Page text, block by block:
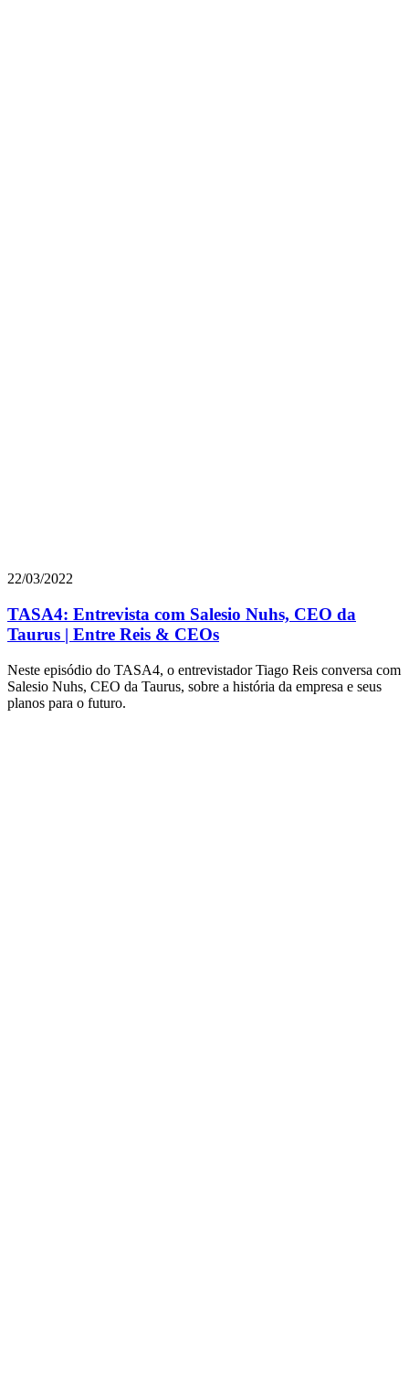
22/03/2022
TASA4: Entrevista com Salesio Nuhs, CEO da
Taurus | Entre Reis & CEOs
Neste episódio do TASA4, o entrevistador Tiago Reis conversa com
Salesio Nuhs, CEO da Taurus, sobre a história da empresa e seus
planos para o futuro.